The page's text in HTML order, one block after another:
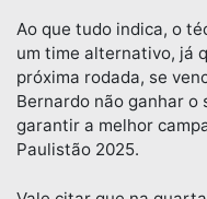
Ao que tudo indica, o
um time alternativo, já
próxima rodada, se
Bernardo não ganhar o
garantir a melhor
Paulistão 2025.